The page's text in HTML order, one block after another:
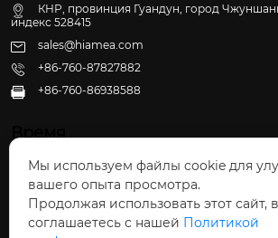
КНР, провинция Гуандун, город
индекс 528415
sales@hiamea.com
+86-760-87827882
 +86-760-86938588
Время
Пн - Пт: 09:30 - 22:00
Сб - Вс: 10:00 - 22:30
Мы используем файлы cookie для
вашего опыта просмотра.
Продолжая использовать этот сайт,
соглашаетесь с нашей Политикой